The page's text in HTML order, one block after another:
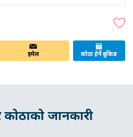
इमेल कोठा हेर्ने बुकिङ
जानकारी